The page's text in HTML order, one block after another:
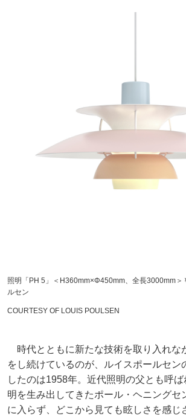
照明「PH 5」＜H360mm×Φ450mm、全長3000mm＞
ルセン
COURTESY OF LOUIS POULSEN
時代とともに新たな技術を取り入れな
をし続けているのが、ルイスポールセン
したのは1958年。近代照明の父とも呼
明を生み出してきたポール・ヘニングセ
に入らず、どこから見ても眩しさを感じ